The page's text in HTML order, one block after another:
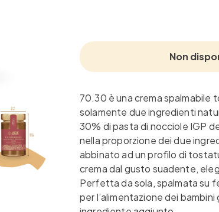
Non
70.30 è una crema
solamente due ingredienti
30% di pasta di nocciole IGP
nella proporzione dei due
abbinato ad un profilo di
crema dal gusto suadente,
Perfetta da sola, spalmata
per l’alimentazione dei bambini